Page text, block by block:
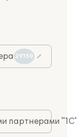
29150
партнерами